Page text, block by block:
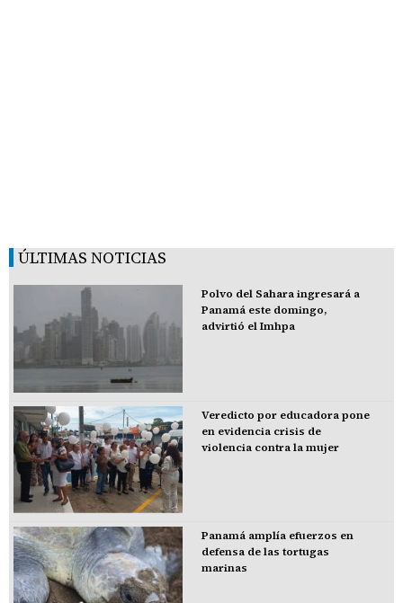
ÚLTIMAS NOTICIAS
Polvo del Sahara ingresará a
Panamá este domingo,
advirtió el Imhpa
Veredicto por educadora pone
en evidencia crisis de
violencia contra la mujer
Panamá amplía efuerzos en
defensa de las tortugas
marinas